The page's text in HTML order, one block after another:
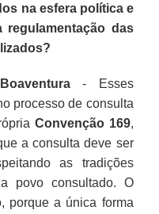
na esfera política e
das
- Esses
processo de consulta
Convenção 169,
a consulta deve ser
as tradições
povo consultado. O
porque a única forma